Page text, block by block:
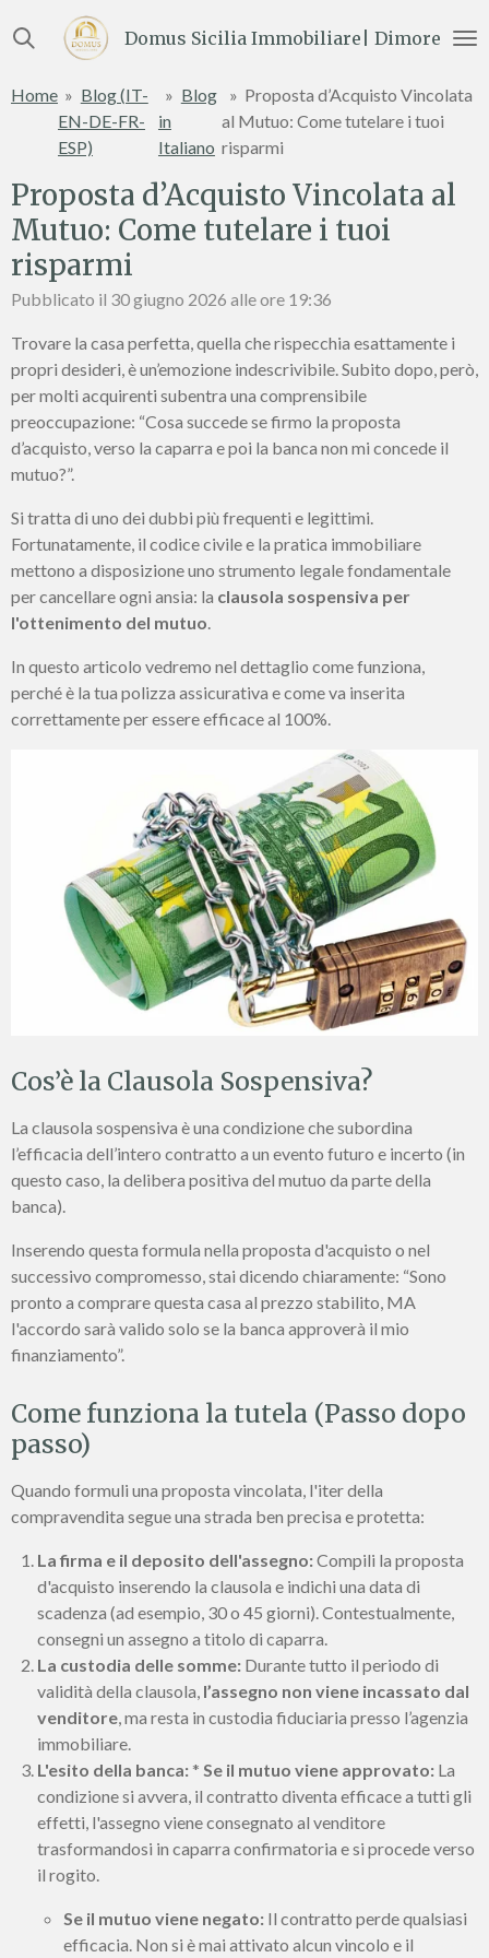
al
principale
Domus Sicilia Immobiliare| Dimore e
Home » Blog (IT-
EN-DE-FR-
ESP)
» Blog
in
Italiano
» Proposta d’Acquisto Vincolata
al Mutuo: Come tutelare i tuoi
risparmi
Proposta d’Acquisto Vincolata al
Mutuo: Come tutelare i tuoi
risparmi
Pubblicato il 30 giugno 2026 alle ore 19:36
Trovare la casa perfetta, quella che rispecchia esattamente i
propri desideri, è un’emozione indescrivibile. Subito dopo, però,
per molti acquirenti subentra una comprensibile
preoccupazione: “Cosa succede se firmo la proposta
d’acquisto, verso la caparra e poi la banca non mi concede il
mutuo?”.
Si tratta di uno dei dubbi più frequenti e legittimi.
Fortunatamente, il codice civile e la pratica immobiliare
mettono a disposizione uno strumento legale fondamentale
per cancellare ogni ansia: la clausola sospensiva per
l'ottenimento del mutuo
In questo articolo vedremo nel dettaglio come funziona,
perché è la tua polizza assicurativa e come va inserita
correttamente per essere efficace al 100%.
Cos’è la Clausola Sospensiva?
La clausola sospensiva è una condizione che subordina
l’efficacia dell’intero contratto a un evento futuro e incerto (in
questo caso, la delibera positiva del mutuo da parte della
banca).
Inserendo questa formula nella proposta d'acquisto o nel
successivo compromesso, stai dicendo chiaramente: “Sono
pronto a comprare questa casa al prezzo stabilito, MA
l'accordo sarà valido solo se la banca approverà il mio
finanziamento”.
Come funziona la tutela (Passo dopo
passo)
Quando formuli una proposta vincolata, l'iter della
compravendita segue una strada ben precisa e protetta:
La firma e il deposito dell'assegno:Compili la proposta
d'acquisto inserendo la clausola e indichi una data di
scadenza (ad esempio, 30 o 45 giorni). Contestualmente,
consegni un assegno a titolo di caparra.
La custodia delle somme: Durante tutto il periodo di
validità della clausola, l’assegno non viene incassato dal
venditore , ma resta in custodia fiduciaria presso l’agenzia
immobiliare.
L'esito della banca: * Se il mutuo viene approvato: La
condizione si avvera, il contratto diventa efficace a tutti gli
effetti, l'assegno viene consegnato al venditore
trasformandosi in caparra confirmatoria e si procede verso
il rogito.
Se il mutuo viene negato: Il contratto perde qualsiasi
efficacia. Non si è mai attivato alcun vincolo e il